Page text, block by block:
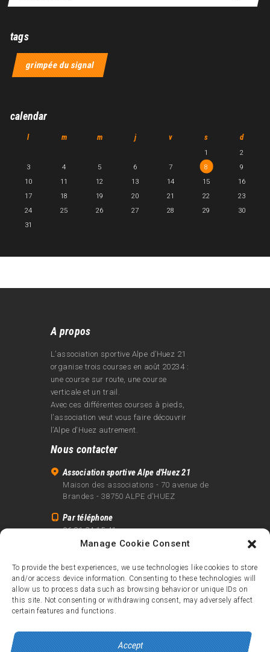
Manage Cookie Consent
To provide the best experiences, we use technologies like cookies to store
and/or access device information. Consenting to these technologies will
allow us to process data such as browsing behavior or unique IDs on
this site. Not consenting or withdrawing consent, may adversely affect
certain features and functions.
Accept
tags
grimpée du signal
calendar
l m m j v s d
1
2
3
4 5 6 7 8
9
10
11 12 13 14 15
16
17
18 19 20 21 22
23
24
25 26 27 28 29
30
31
A propos
L’association sportive Alpe d’Huez 21
organise trois courses en août 20234 :
une course sur route, une course
verticale et un trail.
Avec ces différentes courses à pieds,
l’association veut vous faire découvrir
l’Alpe d‘Huez autrement.
Nous contacter
Association sportive Alpe d'Huez 21
Maison des associations - 70 avenue de
Brandes - 38750 ALPE d'HUEZ
Par téléphone
06 81 24 15 41
info@alpe21.fr
Mentions légales
Contact
crédits